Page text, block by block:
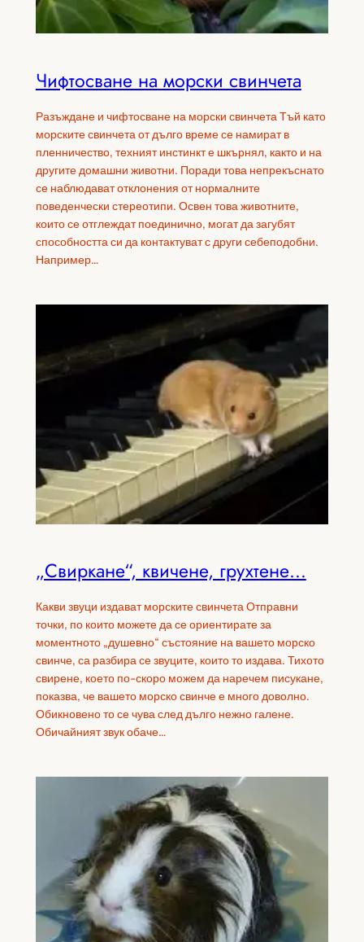
Чифтосване на морски свинчета
Разъждане и чифтосване на морски свинчета Тъй като
морските свинчета от дълго време се намират в
пленничество, техният инстинкт е шкърнял, както и на
другите домашни животни. Поради това непрекъснато
се наблюдават отклонения от нормалните
поведенчески стереотипи. Освен това животните,
които се отглеждат поединично, могат да загубят
способността си да контактуват с други себеподобни.
Например…
„Свиркане“, квичене, грухтене…
Какви звуци издават морските свинчета Отправни
точки, по които можете да се ориентирате за
моментното „душевно“ състояние на вашето морско
свинче, са разбира се звуците, които то издава. Тихото
свирене, което по-скоро можем да наречем писукане,
показва, че вашето морско свинче е много доволно.
Обикновено то се чува след дълго нежно галене.
Обичайният звук обаче…